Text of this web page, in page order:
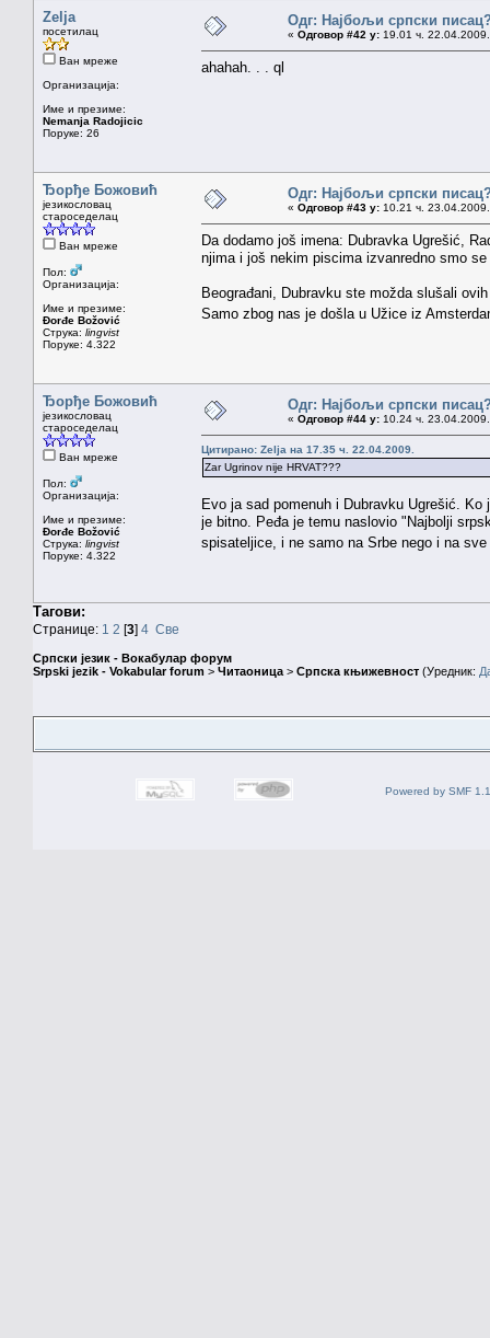
Zelja
посетилац
Ван мреже
Организација:
Име и презиме:
Nemanja Radojicic
Поруке: 26
Одг: Најбољи српски
« Одговор #42 у: 19.01 ч.
ahahah. . . ql
Ђорђе Божовић
језикословац
староседелац
Ван мреже
Пол:
Организација:
Име и презиме:
Đorđe Božović
Струка: lingvist
Поруке: 4.322
Одг: Најбољи српски
« Одговор #43 у: 10.21 ч.
Da dodamo još imena: Dubravka Ugrešić,
njima i još nekim piscima izvanredno smo
Beograđani, Dubravku ste možda slušali
Samo zbog nas je došla u Užice iz
Ђорђе Божовић
језикословац
староседелац
Ван мреже
Пол:
Организација:
Име и презиме:
Đorđe Božović
Струка: lingvist
Поруке: 4.322
Одг: Најбољи српски
« Одговор #44 у: 10.24 ч.
Цитирано: Zelja на 17.35 ч. 22.04.2009.
Zar Ugrinov nije HRVAT???
Evo ja sad pomenuh i Dubravku Ugrešić.
je bitno. Peđa je temu naslovio "Najbolji
spisateljice, i ne samo na Srbe nego i na
Тагови:
Странице: 1 2 [3] 4 Све
Српски језик - Вокабулар форум
Srpski jezik - Vokabular forum > Читаоница > Српска књижевност (Уредник:
Powered by SMF